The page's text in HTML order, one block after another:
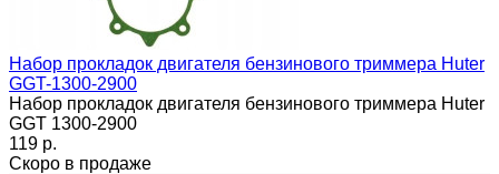
Набор прокладок двигателя бензинового триммера Huter
GGT-1300-2900
Набор прокладок двигателя бензинового триммера Huter
GGT 1300-2900
119 p.
Скоро в продаже